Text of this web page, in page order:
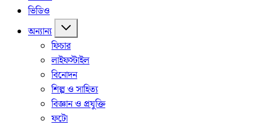
ভিডিও
অন্যান্য
ফিচার
লাইফস্টাইল
বিনোদন
শিল্প ও সাহিত্য
বিজ্ঞান ও প্রযুক্তি
ফটো